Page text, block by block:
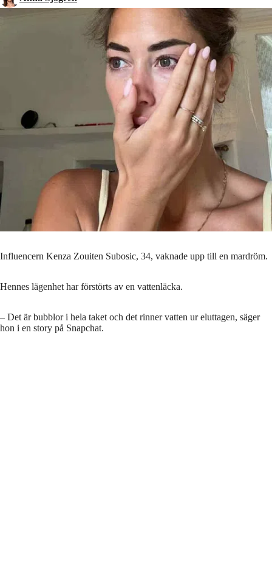
Influencern Kenza Zouiten Subosic, 34, vaknade upp till en mardröm.
Hennes lägenhet har förstörts av en vattenläcka.
– Det är bubblor i hela taket och det rinner vatten ur eluttagen, säger
hon i en story på Snapchat.